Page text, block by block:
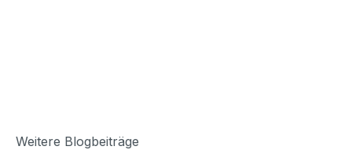
Weitere Blogbeiträge